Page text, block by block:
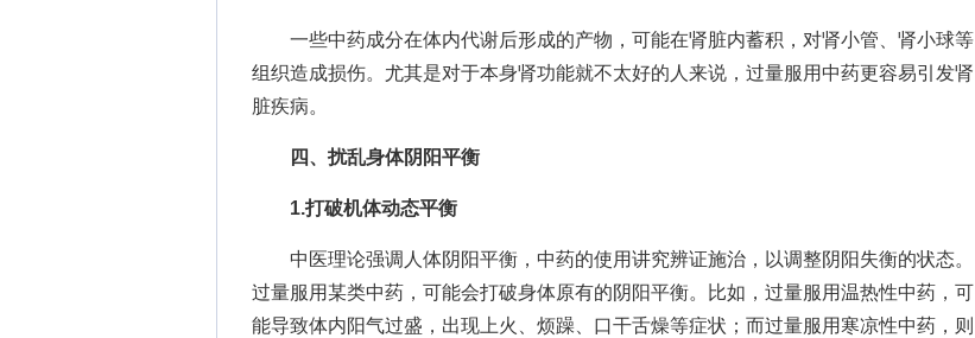
一些中药成分在体内代谢后形成的产物，可能在肾脏内蓄积，对肾小管、肾小球等
组织造成损伤。尤其是对于本身肾功能就不太好的人来说，过量服用中药更容易引发肾
脏疾病。
四、扰乱身体阴阳平衡
1.打破机体动态平衡
中医理论强调人体阴阳平衡，中药的使用讲究辨证施治，以调整阴阳失衡的状态。
过量服用某类中药，可能会打破身体原有的阴阳平衡。比如，过量服用温热性中药，可
能导致体内阳气过盛，出现上火、烦躁、口干舌燥等症状；而过量服用寒凉性中药，则